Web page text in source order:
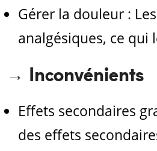
Gérer la douleur :
analgésiques, ce
→ Inconvénients
Effets secondaires
des effets